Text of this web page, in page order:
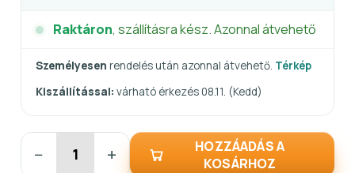
Raktáron, szállításra kész. Azonnal átvehető
Személyesen rendelés után azonnal átvehető. Térkép
Kiszállítással: várható érkezés 08.11. (Kedd)
− +
HOZZÁADÁS A
KOSÁRHOZ